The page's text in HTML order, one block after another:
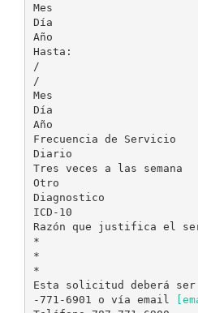
Mes
Día
Año
Hasta:
/
/
Mes
Día
Año
Frecuencia de Servicio
Diario
Tres veces a las semana
Otro
Diagnostico
ICD-10
Razón que justifica el
*
*
*
Esta solicitud deberá
-771-6901 o vía email